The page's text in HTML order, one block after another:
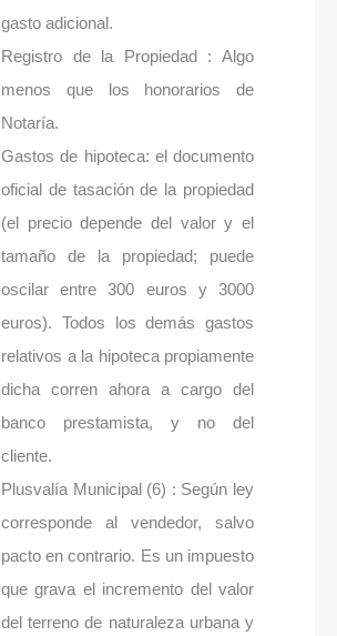
gasto adicional.
Registro de la Propiedad : Algo
menos que los honorarios de
Notaría.
Gastos de hipoteca: el documento
oficial de tasación de la propiedad
(el precio depende del valor y el
tamaño de la propiedad; puede
oscilar entre 300 euros y 3000
euros). Todos los demás gastos
relativos a la hipoteca propiamente
dicha corren ahora a cargo del
banco prestamista, y no del
cliente.
Plusvalía Municipal (6) : Según ley
corresponde al vendedor, salvo
pacto en contrario. Es un impuesto
que grava el incremento del valor
del terreno de naturaleza urbana y